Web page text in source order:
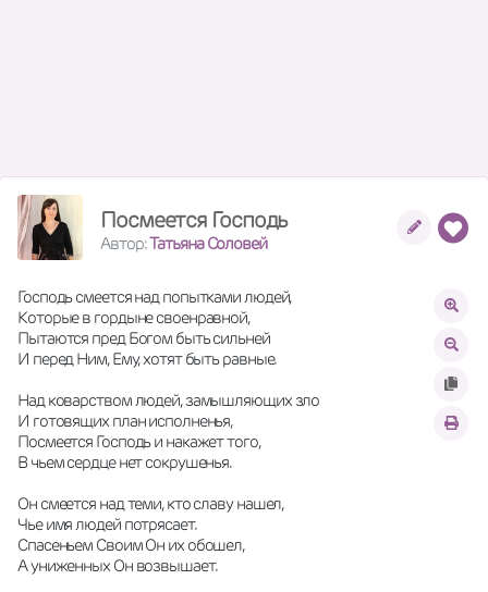
Посмеется Господь
Автор:Татьяна Соловей
Господь смеется над попытками людей,
Которые в гордыне своенравной,
Пытаются пред Богом быть сильней
И перед Ним, Ему, хотят быть равные.
Над коварством людей, замышляющих зло
И готовящих план исполненья,
Посмеется Господь и накажет того,
В чьем сердце нет сокрушенья.
Он смеется над теми, кто славу нашел,
Чье имя людей потрясает.
Спасеньем Своим Он их обошел,
А униженных Он возвышает.